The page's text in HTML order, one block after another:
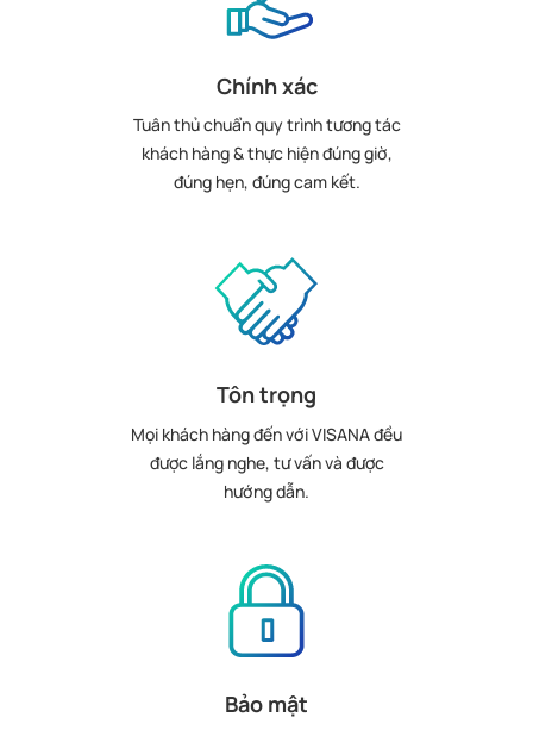
Chính xác
Tuân thủ chuẩn quy trình tương tác
khách hàng & thực hiện đúng giờ,
đúng hẹn, đúng cam kết.
Tôn trọng
Mọi khách hàng đến với VISANA đều
được lắng nghe, tư vấn và được
hướng dẫn.
Bảo mật